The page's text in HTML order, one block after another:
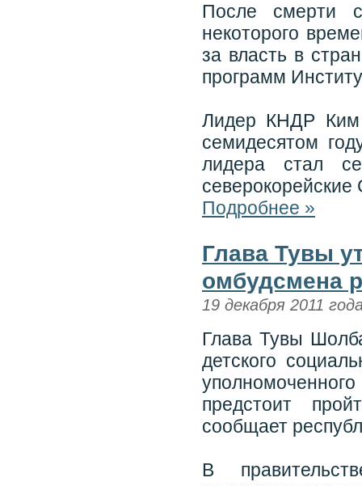
После смерти
некоторого
за власть в
программ
Лидер КНДР Ким
семидесятом
лидера стал
Подробнее »
Глава Тувы
омбудсмена
19 декабря 2011
Глава Тувы
детского
предстоит
сообщает
В